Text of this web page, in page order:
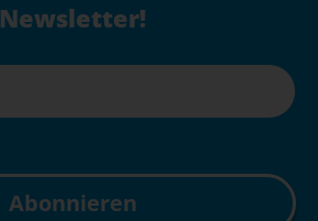
Newsletter!